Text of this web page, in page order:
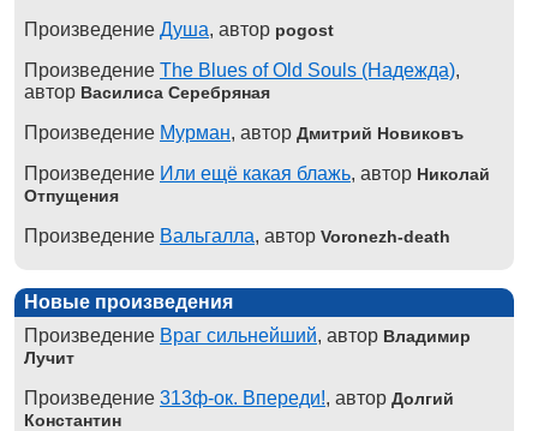
Произведение Душа, автор pogost
Произведение The Blues of Old Souls (Надежда),
автор Василиса Серебряная
Произведение Мурман, автор Дмитрий Новиковъ
Произведение Или ещё какая блажь, автор Николай
Отпущения
Произведение Вальгалла, автор Voronezh-death
Новые произведения
Произведение Враг сильнейший, автор Владимир
Лучит
Произведение 313ф-ок. Впереди!, автор Долгий
Константин